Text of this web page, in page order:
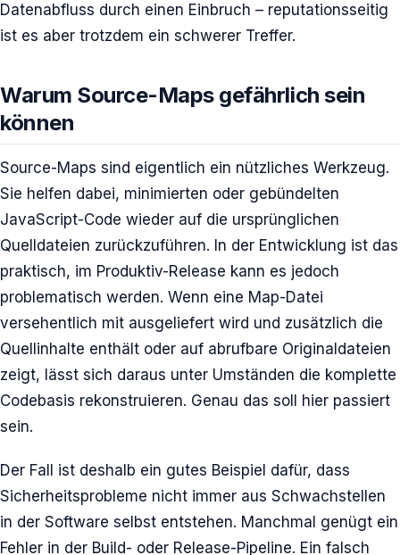
Datenabfluss durch einen Einbruch – reputationsseitig
ist es aber trotzdem ein schwerer Treffer.
Warum Source-Maps gefährlich sein
können
Source-Maps sind eigentlich ein nützliches Werkzeug.
Sie helfen dabei, minimierten oder gebündelten
JavaScript-Code wieder auf die ursprünglichen
Quelldateien zurückzuführen. In der Entwicklung ist das
praktisch, im Produktiv-Release kann es jedoch
problematisch werden. Wenn eine Map-Datei
versehentlich mit ausgeliefert wird und zusätzlich die
Quellinhalte enthält oder auf abrufbare Originaldateien
zeigt, lässt sich daraus unter Umständen die komplette
Codebasis rekonstruieren. Genau das soll hier passiert
sein.
Der Fall ist deshalb ein gutes Beispiel dafür, dass
Sicherheitsprobleme nicht immer aus Schwachstellen
in der Software selbst entstehen. Manchmal genügt ein
Fehler in der Build- oder Release-Pipeline. Ein falsch